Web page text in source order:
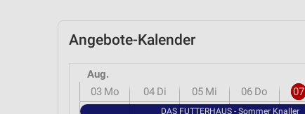
Angebote-Kalender
Aug.
03 Mo 04 Di 05 Mi 06 Do 07
DAS FUTTERHAUS - Sommer Knaller